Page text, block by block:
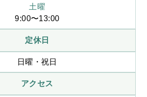
土曜
9:00〜13:00
定休日
日曜・祝日
アクセス